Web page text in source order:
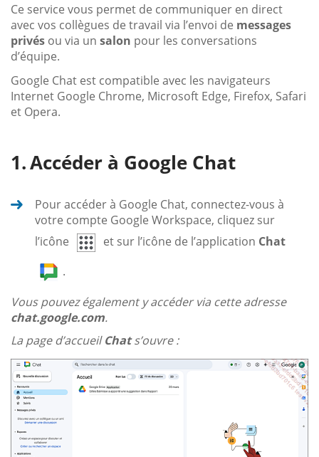
Ce service vous permet de communiquer en direct
avec vos collègues de travail via l’envoi de messages
privés ou via un salon pour les conversations
d’équipe.
Google Chat est compatible avec les navigateurs
Internet Google Chrome, Microsoft Edge, Firefox, Safari
et Opera.
Accéder à Google Chat
Pour accéder à Google Chat, connectez-vous à
votre compte Google Workspace, cliquez sur
l’icône
et sur l’icône de l’application Chat
.
Vous pouvez également y accéder via cette adresse
chat.google.com.
La page d’accueilChats’ouvre :